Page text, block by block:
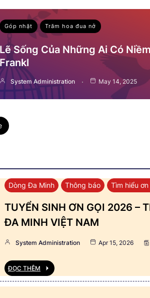
Góp nhặt Trăm hoa đua nở
Lẽ Sống Của Những Ai Có
Frankl
System Administration May 14, 2025
Dòng Đa Minh Thông báo Tìm hiểu
TUYỂN SINH ƠN GỌI 2026 –
ĐA MINH VIỆT NAM
System Administration Apr 15, 2026
ĐỌC THÊM